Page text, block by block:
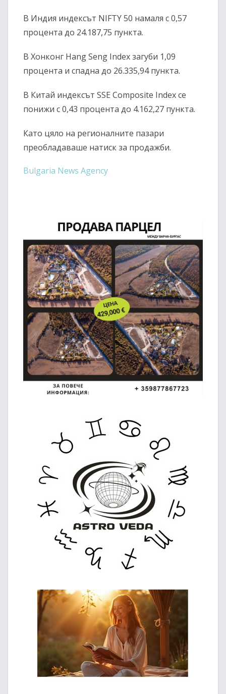
В Индия индексът NIFTY 50 намаля с 0,57
процента до 24.187,75 пункта.
В Хонконг Hang Seng Indexзагуби 1,09
процента и спадна до 26.335,94 пункта.
В Китай индексът SSE Composite Indexсе
понижи с 0,43 процента до 4.162,27 пункта.
Като цяло на регионалните пазари
преобладаваше натиск за продажби.
Bulgaria News Agency